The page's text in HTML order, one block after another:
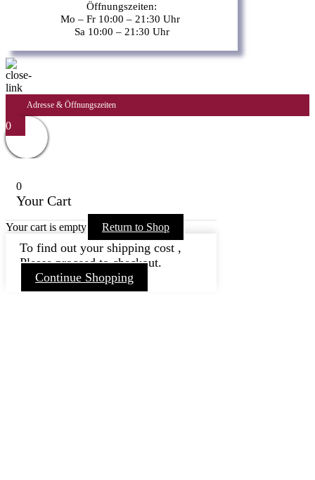
Öffnungszeiten:
Mo – Fr 10:00 – 21:30 Uhr
Sa 10:00 – 21:30 Uhr
Adresse & Öffnungszeiten
0
0
Your Cart
Your cart is empty Return to Shop
To find out your shipping cost ,
Please proceed to checkout.
Continue Shopping